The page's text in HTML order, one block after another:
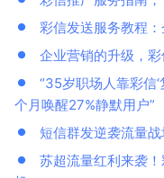
彩信发送服务教程
企业营销的升级，
“35岁职场人靠彩信
个月唤醒27%静默用户”
短信群发逆袭流量
苏超流量红利来袭